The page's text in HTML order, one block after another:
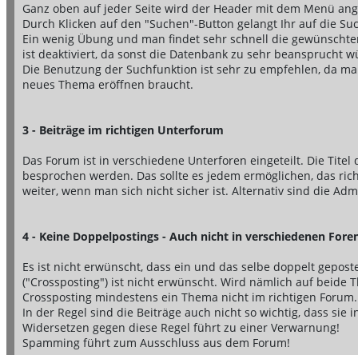
Ganz oben auf jeder Seite wird der Header mit dem Menü
Durch Klicken auf den "Suchen"-Button gelangt Ihr auf die
Ein wenig Übung und man findet sehr schnell die
ist deaktiviert, da sonst die Datenbank zu sehr beansprucht
Die Benutzung der Suchfunktion ist sehr zu empfehlen, da
neues Thema eröffnen braucht.
3 - Beiträge im richtigen Unterforum
Das Forum ist in verschiedene Unterforen eingeteilt. Die
besprochen werden. Das sollte es jedem ermöglichen, das
weiter, wenn man sich nicht sicher ist. Alternativ sind die
4 - Keine Doppelpostings - Auch nicht in verschiedenen
Es ist nicht erwünscht, dass ein und das selbe doppelt
("Crossposting") ist nicht erwünscht. Wird nämlich auf beide
Crossposting mindestens ein Thema nicht im richtigen Forum.
In der Regel sind die Beiträge auch nicht so wichtig, dass sie
Widersetzen gegen diese Regel führt zu einer Verwarnung!
Spamming führt zum Ausschluss aus dem Forum!